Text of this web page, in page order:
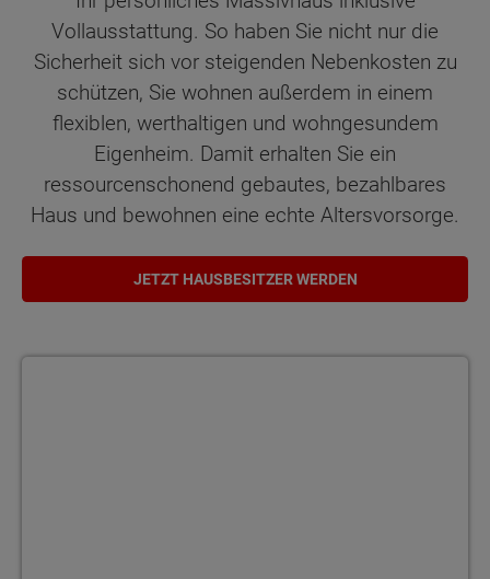
Vollausstattung. So haben Sie nicht nur die
Sicherheit sich vor steigenden Nebenkosten zu
schützen, Sie wohnen außerdem in einem
flexiblen, werthaltigen und wohngesundem
Eigenheim. Damit erhalten Sie ein
ressourcenschonend gebautes, bezahlbares
Haus und bewohnen eine echte Altersvorsorge.
JETZT HAUSBESITZER WERDEN